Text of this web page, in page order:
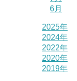
6月
2025年
2024年
2022年
2020年
2019年